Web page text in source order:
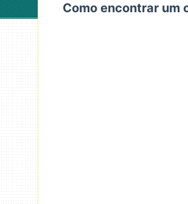
Como encontrar um